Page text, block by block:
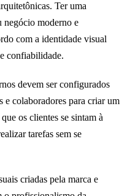
Ter uma
negócio moderno e
com a identidade visual
confiabilidade.
devem ser configurados
e colaboradores para criar um
os clientes se sintam à
tarefas sem se
criadas pela marca e